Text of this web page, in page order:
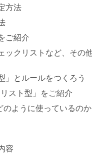
方法
ご紹介
クリストなど、その
」とルールをつくろう
スト型」をご紹介
ように使っているのか
容